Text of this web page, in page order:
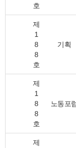
호
제
1
8
8
호
기획
제
1
8
8
호
노동포
제